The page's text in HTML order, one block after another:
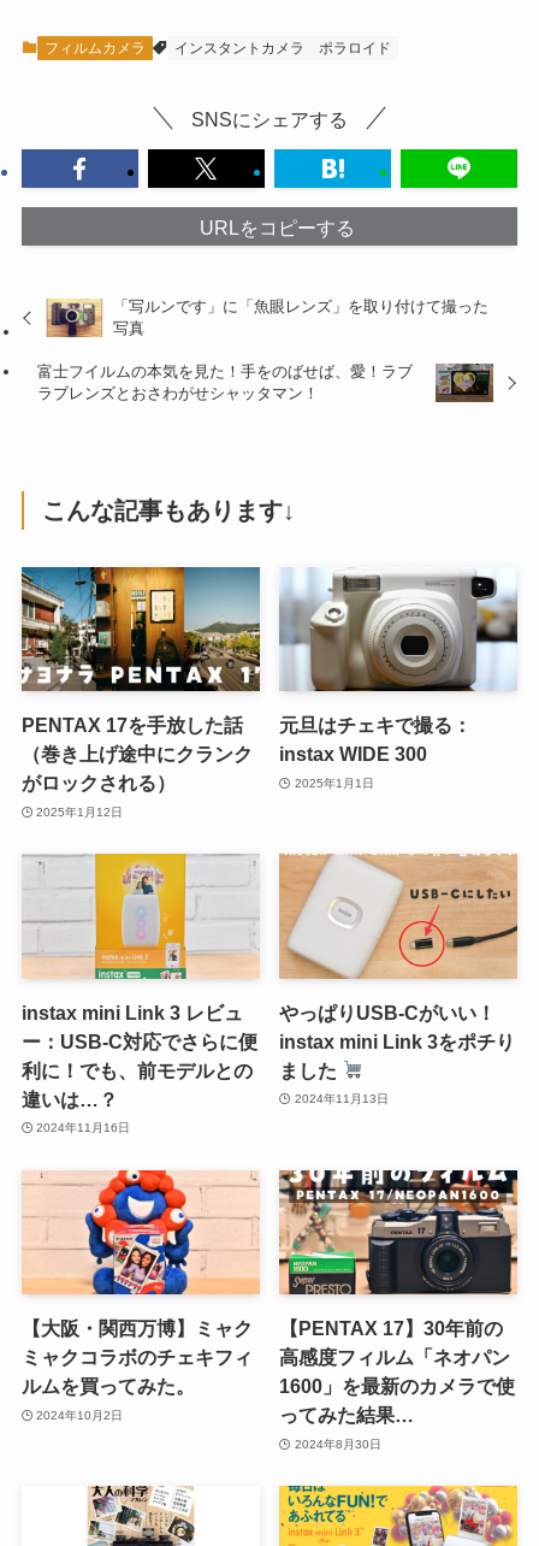
フィルムカメラ インスタントカメラ ポラロイド
SNSにシェアする
URLをコピーする
「写ルンです」に「魚眼レンズ」を取り付けて撮った
写真
富士フイルムの本気を見た！手をのばせば、愛！ラブ
ラブレンズとおさわがせシャッタマン！
こんな記事もあります↓
PENTAX 17を手放した話
（巻き上げ途中にクランク
がロックされる）
2025年1月12日
元旦はチェキで撮る：
instax WIDE 300
2025年1月1日
instax mini Link 3 レビュ
ー：USB-C対応でさらに便
利に！でも、前モデルとの
違いは…？
2024年11月16日
やっぱりUSB-Cがいい！
instax mini Link 3をポチり
ました
2024年11月13日
【大阪・関西万博】ミャク
ミャクコラボのチェキフィ
ルムを買ってみた。
2024年10月2日
【PENTAX 17】30年前の
高感度フィルム「ネオパン
1600」を最新のカメラで使
ってみた結果…
2024年8月30日